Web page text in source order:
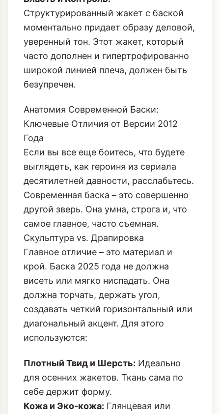
Структурированный жакет с баской
моментально придает образу деловой,
уверенный тон. Этот жакет, который
часто дополнен и гипертрофированно
широкой линией плеча, должен быть
безупречен.
Анатомия Современной Баски:
Ключевые Отличия от Версии 2012
Года
Если вы все еще боитесь, что будете
выглядеть, как героиня из сериала
десятилетней давности, расслабьтесь.
Современная баска – это совершенно
другой зверь. Она умна, строга и, что
самое главное, часто съемная.
Скульптура vs. Драпировка
Главное отличие – это материал и
крой. Баска 2025 года не должна
висеть или мягко ниспадать. Она
должна торчать, держать угол,
создавать четкий горизонтальный или
диагональный акцент. Для этого
используются:
Плотный Твид и Шерсть: Идеально
для осенних жакетов. Ткань сама по
себе держит форму.
Кожа и Эко-кожа: Глянцевая или